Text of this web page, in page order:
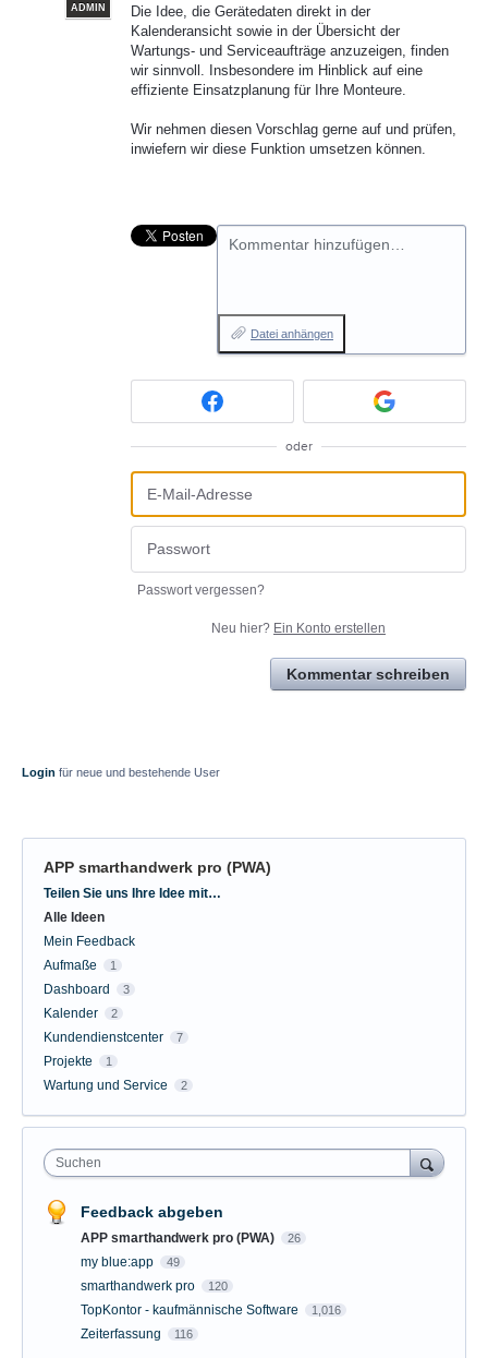
ADMIN
Die Idee, die Gerätedaten direkt in der
Kalenderansicht sowie in der Übersicht der
Wartungs- und Serviceaufträge anzuzeigen, finden
wir sinnvoll. Insbesondere im Hinblick auf eine
effiziente Einsatzplanung für Ihre Monteure.
Wir nehmen diesen Vorschlag gerne auf und prüfen,
inwiefern wir diese Funktion umsetzen können.
Kommentar hinzufügen…
Datei anhängen
oder
Passwort vergessen?
Neu hier? Ein Konto erstellen
Kommentar schreiben
Login für neue und bestehende User
APP smarthandwerk pro (PWA)
Kategorien
Teilen Sie uns Ihre Idee mit…
Alle Ideen
Mein Feedback
Aufmaße
1
Dashboard 3
Kalender 2
Kundendienstcenter 7
Projekte 1
Wartung und Service 2
Suchen
Feedback abgeben
APP smarthandwerk pro (PWA) 26
my blue:app 49
smarthandwerk pro 120
TopKontor - kaufmännische Software 1,016
Zeiterfassung 116